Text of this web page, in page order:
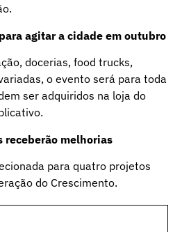
agitar a cidade em outubro
docerias, food trucks,
o evento será para toda
ser adquiridos na loja do
receberão melhorias
para quatro projetos
do Crescimento.